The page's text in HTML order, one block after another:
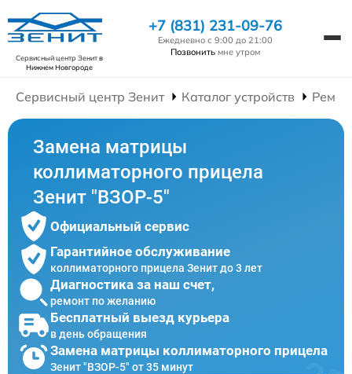
Сервисный центр Зенитв
Нижнем Новгороде
+7 (831) 231-09-76
Ежедневно с 9:00 до 21:00
Позвонить мне утром
Сервисный центр Зенит Каталог устройств
Замена матрицы
коллиматорного прицела
Зенит "ВЗОР-5"
Официальный сервис
Гарантийное обслуживание
коллиматорного прицела Зенит до 3 лет
Диагностика за наш счет,
ремонт по желанию
Бесплатный выезд курьера
в день обращения
Замена матрицы коллиматорного прицела
Зенит "ВЗОР-5" от 35 минут